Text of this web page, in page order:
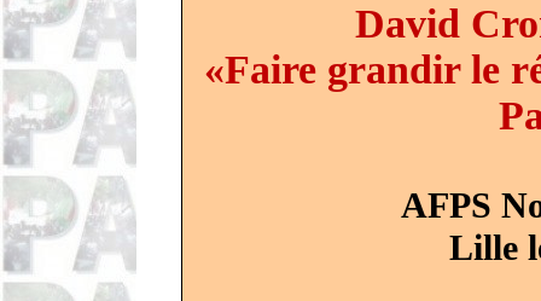
David
«Faire grandir le
AFPS
Lille